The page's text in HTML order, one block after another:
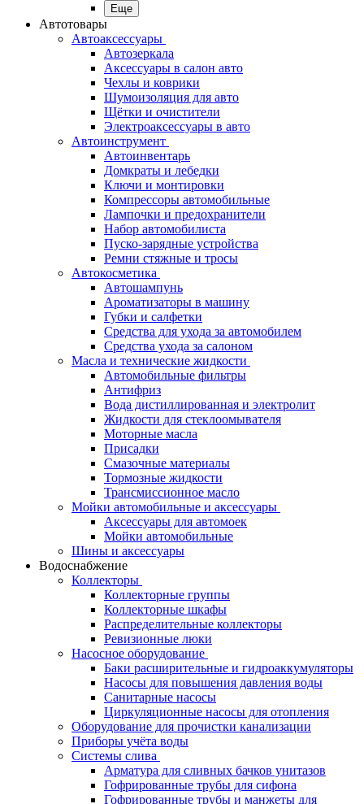
Еще
Автотовары
Автоаксессуары
Автозеркала
Аксессуары в салон авто
Чехлы и коврики
Шумоизоляция для авто
Щётки и очистители
Электроаксессуары в авто
Автоинструмент
Автоинвентарь
Домкраты и лебедки
Ключи и монтировки
Компрессоры автомобильные
Лампочки и предохранители
Набор автомобилиста
Пуско-зарядные устройства
Ремни стяжные и тросы
Автокосметика
Автошампунь
Ароматизаторы в машину
Губки и салфетки
Средства для ухода за автомобилем
Средства ухода за салоном
Масла и технические жидкости
Автомобильные фильтры
Антифриз
Вода дистиллированная и электролит
Жидкости для стеклоомывателя
Моторные масла
Присадки
Смазочные материалы
Тормозные жидкости
Трансмиссионное масло
Мойки автомобильные и аксессуары
Аксессуары для автомоек
Мойки автомобильные
Шины и аксессуары
Водоснабжение
Коллекторы
Коллекторные группы
Коллекторные шкафы
Распределительные коллекторы
Ревизионные люки
Насосное оборудование
Баки расширительные и гидроаккумуляторы
Насосы для повышения давления воды
Санитарные насосы
Циркуляционные насосы для отопления
Оборудование для прочистки канализации
Приборы учёта воды
Системы слива
Арматура для сливных бачков унитазов
Гофрированные трубы для сифона
Гофрированные трубы и манжеты для